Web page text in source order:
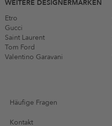
WEITERE DESIGNERMARKEN
Etro
Gucci
Saint Laurent
Tom Ford
Valentino Garavani
Häufige Fragen
Kontakt